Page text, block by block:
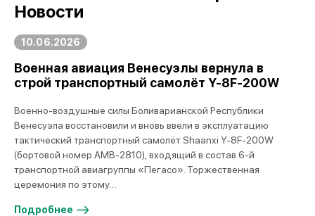
Новости
10.06.2026
Военная авиация Венесуэлы вернула в
строй транспортный самолёт Y-8F-200W
Военно-воздушные силы Боливарианской Республики
Венесуэла восстановили и вновь ввели в эксплуатацию
тактический транспортный самолёт Shaanxi Y-8F-200W
(бортовой номер AMB-2810), входящий в состав 6-й
транспортной авиагруппы «Пегасо». Торжественная
церемония по этому…
Подробнее